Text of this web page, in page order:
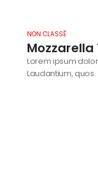
NON CLASSÉ
Mozzarella
Lorem ipsum
Laudantium, quos.